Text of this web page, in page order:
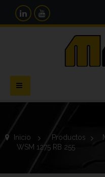
Navegación
Toggle
Inicio > Productos >
WSM 1275 RB 255